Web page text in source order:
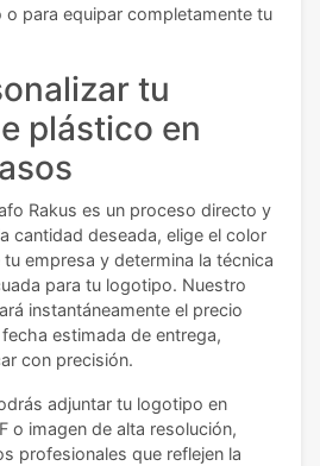
para equipar completamente tu
tu
plástico en
Rakus es un proceso directo y
cantidad deseada, elige el color
empresa y determina la técnica
para tu logotipo. Nuestro
instantáneamente el precio
estimada de entrega,
con precisión.
adjuntar tu logotipo en
o imagen de alta resolución,
profesionales que reflejen la